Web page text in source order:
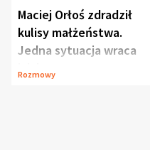
Maciej Orłoś zdradził
kulisy małżeństwa.
Jedna sytuacja wraca
jak bumerang
Rozmowy